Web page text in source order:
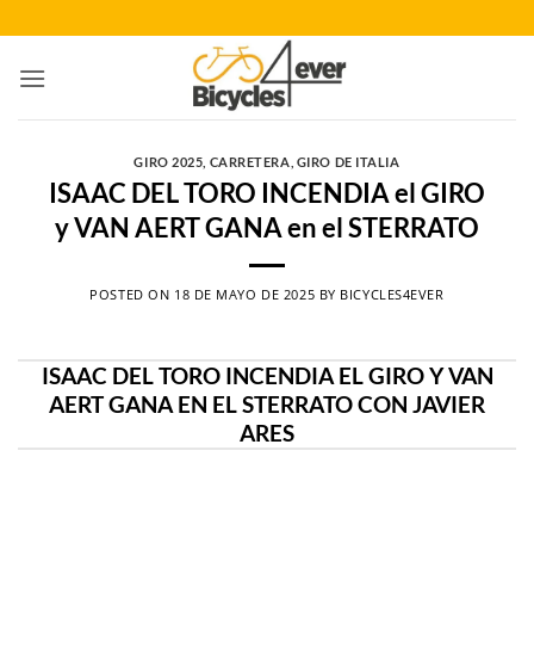
al
contenido
GIRO 2025 CARRETERA GIRO DE ITALIA
ISAAC DEL TORO INCENDIA el GIRO
y VAN AERT GANA en el STERRATO
POSTED ON 18 DE MAYO DE 2025 BY BICYCLES4EVER
ISAAC DEL TORO INCENDIA EL GIRO Y VAN
AERT GANA EN EL STERRATO CON JAVIER
ARES